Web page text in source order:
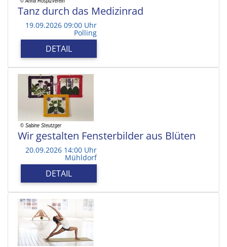
Tanz durch das Medizinrad
19.09.2026 09:00 Uhr
Polling
DETAIL
Wir gestalten Fensterbilder aus Blüten
20.09.2026 14:00 Uhr
Mühldorf
DETAIL